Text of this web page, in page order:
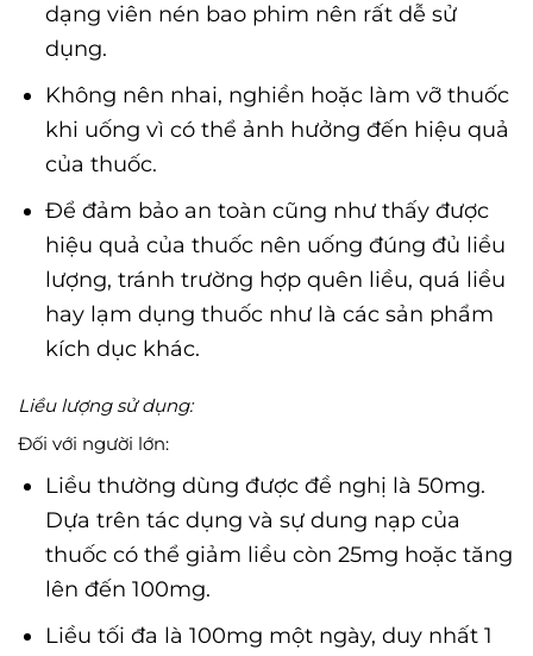
dạng viên nén bao phim nên rất dễ sử
dụng.
Không nên nhai, nghiền hoặc làm vỡ thuốc
khi uống vì có thể ảnh hưởng đến hiệu quả
của thuốc.
Để đảm bảo an toàn cũng như thấy được
hiệu quả của thuốc nên uống đúng đủ liều
lượng, tránh trường hợp quên liều, quá liều
hay lạm dụng thuốc như là các sản phẩm
kích dục khác.
Liều lượng sử dụng:
Đối với người lớn:
Liều thường dùng được đề nghị là 50mg.
Dựa trên tác dụng và sự dung nạp của
thuốc có thể giảm liều còn 25mg hoặc tăng
lên đến 100mg.
Liều tối đa là 100mg một ngày, duy nhất 1